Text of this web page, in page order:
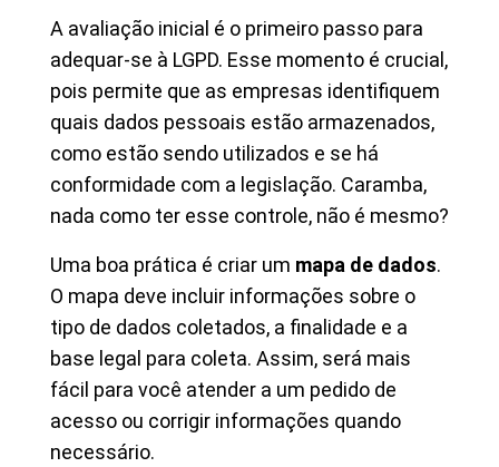
A avaliação inicial é o primeiro passo para
adequar-se à LGPD. Esse momento é crucial,
pois permite que as empresas identifiquem
quais dados pessoais estão armazenados,
como estão sendo utilizados e se há
conformidade com a legislação. Caramba,
nada como ter esse controle, não é mesmo?
Uma boa prática é criar um mapa de dados.
O mapa deve incluir informações sobre o
tipo de dados coletados, a finalidade e a
base legal para coleta. Assim, será mais
fácil para você atender a um pedido de
acesso ou corrigir informações quando
necessário.